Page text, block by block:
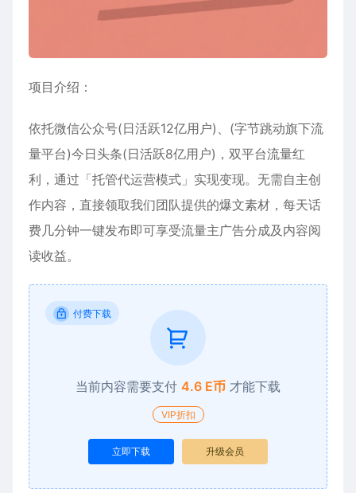
项目介绍：
依托微信公众号(日活跃12亿用户)、(字节跳动旗下流
量平台)今日头条(日活跃8亿用户)，双平台流量红
利，通过「托管代运营模式」实现变现。无需自主创
作内容，直接领取我们团队提供的爆文素材，每天话
费几分钟一键发布即可享受流量主广告分成及内容阅
读收益。
付费下载
当前内容需要支付 4.6 E币 才能下载
VIP折扣
立即下载 升级会员